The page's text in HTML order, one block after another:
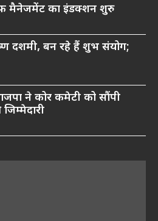
मैनेजमेंट का इंडक्शन शुरु
दशमी, बन रहे हैं शुभ संयोग;
ने कोर कमेटी को सौंपी